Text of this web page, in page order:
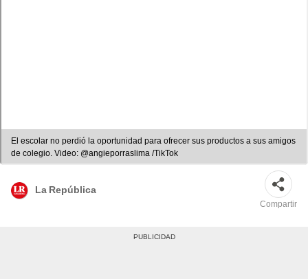
El escolar no perdió la oportunidad para ofrecer sus productos a sus amigos
de colegio. Video: @angieporraslima /TikTok
La República
Compartir